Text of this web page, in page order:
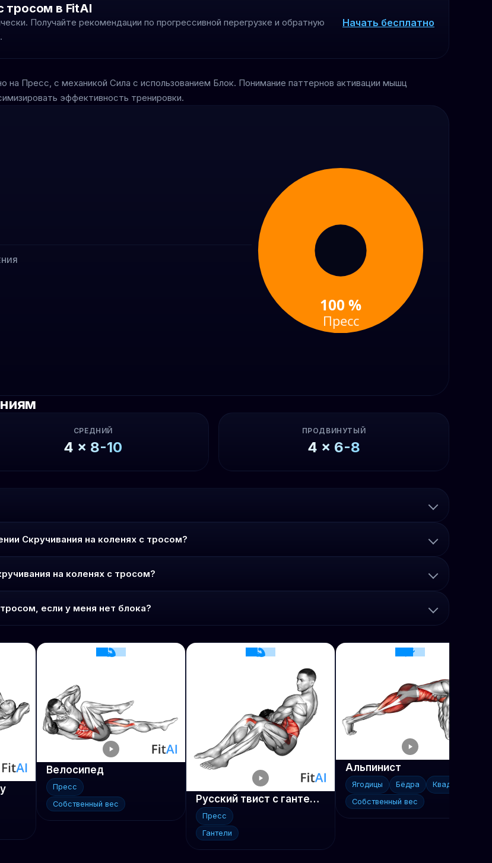
тросом в FitAI
Получайте рекомендации по прогрессивной перегрузке и обратную
Начать бесплатно
на Пресс, с механикой Сила с использованием Блок. Понимание паттернов активации мышц
эффективность тренировки.
100 %
Пресс
СРЕДНИЙ
4 x 8-10
ПРОДВИНУТЫЙ
4 x 6-8
Скручивания на коленях с тросом?
на коленях с тросом?
если у меня нет блока?
Велосипед
Пресс
Собственный вес
Русский твист с гантелью
Пресс
Гантели
Альпинист
Ягодицы Бёдра
Квадрицепсы
Собственный вес